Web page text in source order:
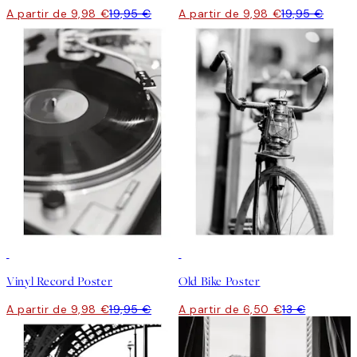
A partir de 9,98 €19,95 € A partir de 9,98 €19,95 €
Vinyl Record Poster
A partir de 9,98 €19,95 €
Old Bike Poster
A partir de 6,50 €13 €